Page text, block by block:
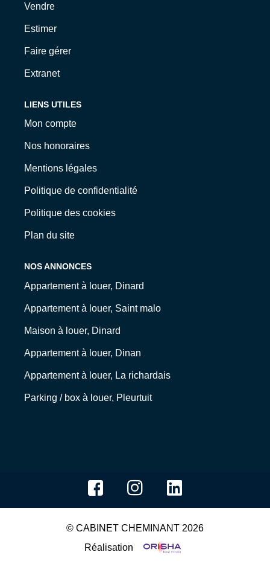
Vendre
Estimer
Faire gérer
Extranet
LIENS UTILES
Mon compte
Nos honoraires
Mentions légales
Politique de confidentialité
Politique des cookies
Plan du site
NOS ANNONCES
Appartement à louer, Dinard
Appartement à louer, Saint malo
Maison à louer, Dinard
Appartement à louer, Dinan
Appartement à louer, La richardais
Parking / box à louer, Pleurtuit
© CABINET CHEMINANT 2026
Réalisation